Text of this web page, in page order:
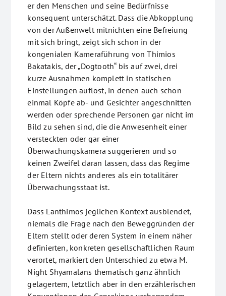
er den Menschen und seine Bedürfnisse
konsequent unterschätzt. Dass die Abkopplung
von der Außenwelt mitnichten eine Befreiung
mit sich bringt, zeigt sich schon in der
kongenialen Kameraführung von Thimios
Bakatakis, der „Dogtooth“ bis auf zwei, drei
kurze Ausnahmen komplett in statischen
Einstellungen auflöst, in denen auch schon
einmal Köpfe ab- und Gesichter angeschnitten
werden oder sprechende Personen gar nicht im
Bild zu sehen sind, die die Anwesenheit einer
versteckten oder gar einer
Überwachungskamera suggerieren und so
keinen Zweifel daran lassen, dass das Regime
der Eltern nichts anderes als ein totalitärer
Überwachungsstaat ist.
Dass Lanthimos jeglichen Kontext ausblendet,
niemals die Frage nach den Beweggründen der
Eltern stellt oder deren System in einem näher
definierten, konkreten gesellschaftlichen Raum
verortet, markiert den Unterschied zu etwa M.
Night Shyamalans thematisch ganz ähnlich
gelagertem, letztlich aber in den erzählerischen